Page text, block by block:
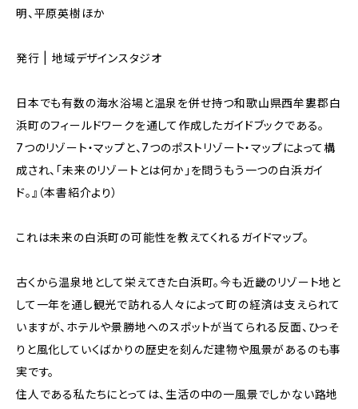
明、平原英樹ほか
発行 | 地域デザインスタジオ
日本でも有数の海水浴場と温泉を併せ持つ和歌山県西牟婁郡白
浜町のフィールドワークを通して作成したガイドブックである。
7つのリゾート・マップと、7つのポストリゾート・マップによって構
成され、「未来のリゾートとは何か」を問うもう一つの白浜ガイ
ド。』（本書紹介より）
これは未来の白浜町の可能性を教えてくれるガイドマップ。
古くから温泉地として栄えてきた白浜町。今も近畿のリゾート地と
して一年を通し観光で訪れる人々によって町の経済は支えられて
いますが、ホテルや景勝地へのスポットが当てられる反面、ひっそ
りと風化していくばかりの歴史を刻んだ建物や風景があるのも事
実です。
住人である私たちにとっては、生活の中の一風景でしかない路地